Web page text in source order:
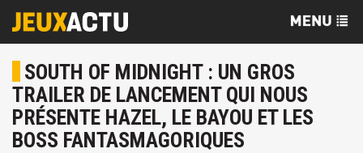
SOUTH OF MIDNIGHT : UN GROS
TRAILER DE LANCEMENT QUI NOUS
PRÉSENTE HAZEL, LE BAYOU ET LES
BOSS FANTASMAGORIQUES